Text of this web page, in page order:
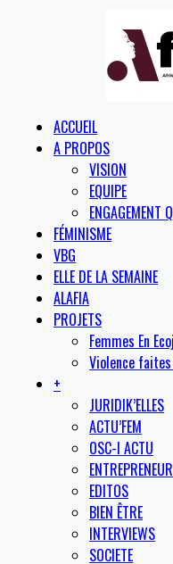
ACCUEIL
A PROPOS
VISION
EQUIPE
ENGAGEMENT
FÉMINISME
VBG
ELLE DE LA SEMAINE
ALAFIA
PROJETS
Femmes En
Violence
+
JURIDIK’ELLES
ACTU’FEM
OSC-I ACTU
EDITOS
BIEN ÊTRE
INTERVIEWS
SOCIETE